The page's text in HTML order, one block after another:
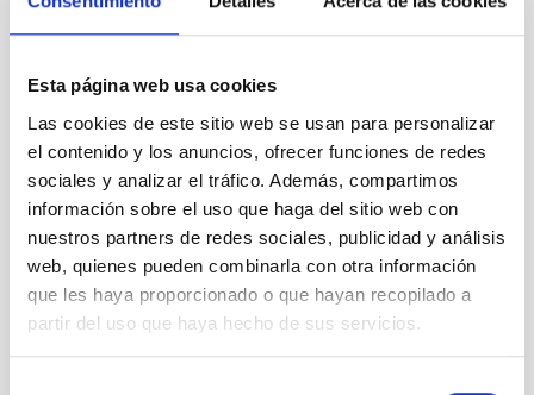
Esta página web usa cookies
Las cookies de este sitio web se usan para personalizar
el contenido y los anuncios, ofrecer funciones de redes
sociales y analizar el tráfico. Además, compartimos
información sobre el uso que haga del sitio web con
nuestros partners de redes sociales, publicidad y análisis
web, quienes pueden combinarla con otra información
que les haya proporcionado o que hayan recopilado a
partir del uso que haya hecho de sus servicios.
Tamaños
relativos
Tierra/Marte